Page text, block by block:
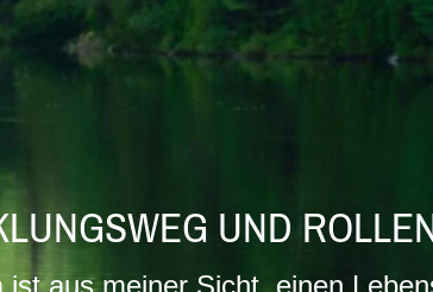
UND
ist aus meiner Sicht, einen